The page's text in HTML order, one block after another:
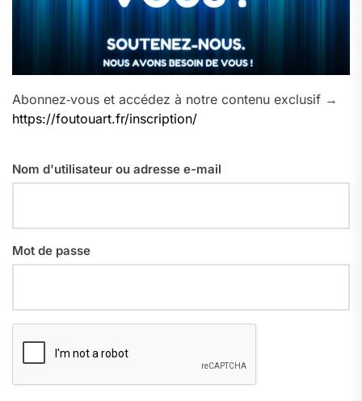
Abonnez‑vous et accédez à notre contenu exclusif →
https://foutouart.fr/inscription/
Nom d'utilisateur ou adresse e-mail
Mot de passe